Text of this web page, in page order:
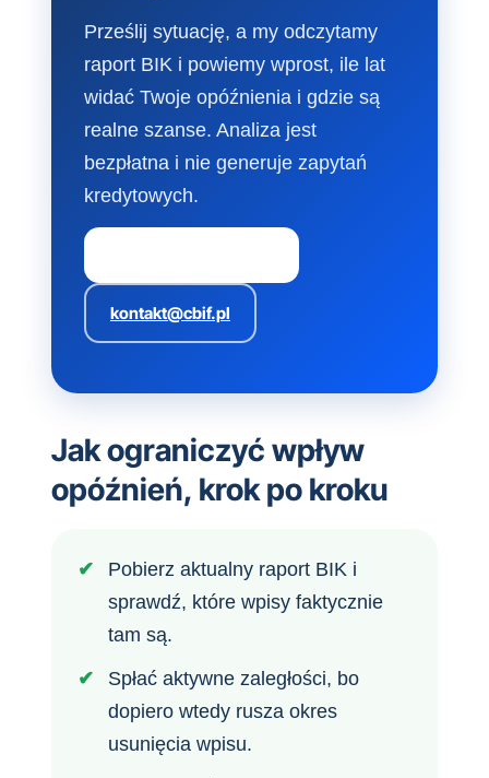
Prześlij sytuację, a my odczytamy
raport BIK i powiemy wprost, ile lat
widać Twoje opóźnienia i gdzie są
realne szanse. Analiza jest
bezpłatna i nie generuje zapytań
kredytowych.
kontakt@cbif.pl
Jak ograniczyć wpływ
opóźnień, krok po kroku
Pobierz aktualny raport BIK i
sprawdź, które wpisy faktycznie
tam są.
Spłać aktywne zaległości, bo
dopiero wtedy rusza okres
usunięcia wpisu.